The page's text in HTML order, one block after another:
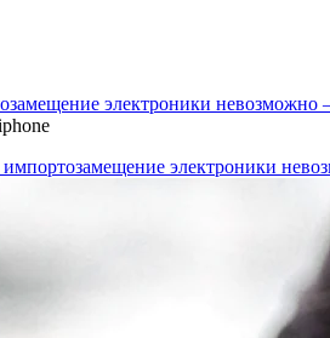
электроники невозможно
электроники